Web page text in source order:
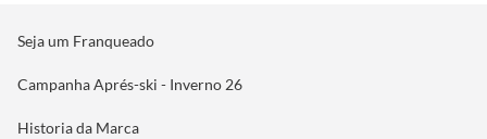
Seja um Franqueado
Campanha Aprés-ski - Inverno 26
Historia da Marca